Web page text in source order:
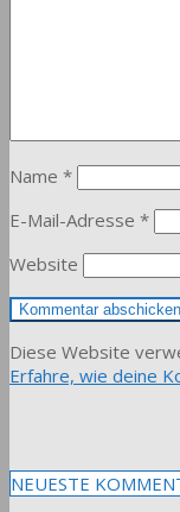
Name *
E-Mail-Adresse *
Website
Diese Website
Erfahre, wie deine
NEUESTE